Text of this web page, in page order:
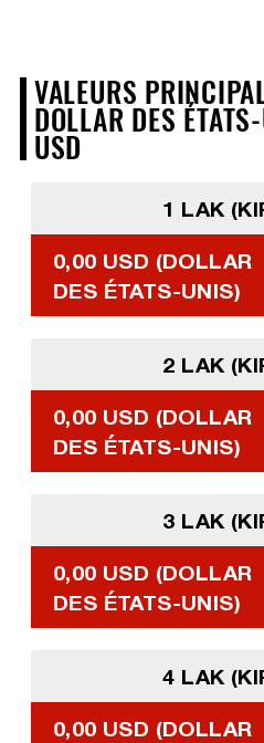
VALEURS
DOLLAR DES
USD
1 LAK
0,00 USD (DOLLAR
DES ÉTATS-UNIS)
2 LAK
0,00 USD (DOLLAR
DES ÉTATS-UNIS)
3 LAK
0,00 USD (DOLLAR
DES ÉTATS-UNIS)
4 LAK
0,00 USD (DOLLAR